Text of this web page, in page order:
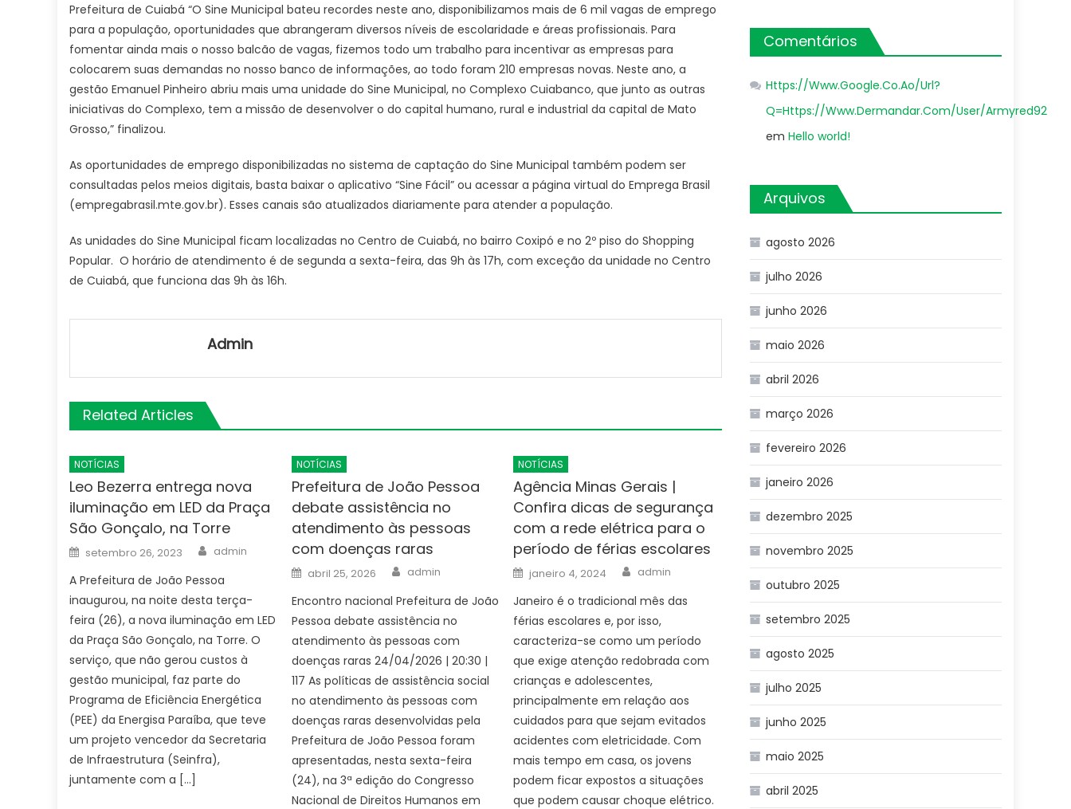
Prefeitura de Cuiabá “O Sine Municipal bateu recordes neste ano, disponibilizamos mais de 6 mil vagas de emprego
para a população, oportunidades que abrangeram diversos níveis de escolaridade e áreas profissionais. Para
fomentar ainda mais o nosso balcão de vagas, fizemos todo um trabalho para incentivar as empresas para
colocarem suas demandas no nosso banco de informações, ao todo foram 210 empresas novas. Neste ano, a
gestão Emanuel Pinheiro abriu mais uma unidade do Sine Municipal, no Complexo Cuiabanco, que junto as outras
iniciativas do Complexo, tem a missão de desenvolver o do capital humano, rural e industrial da capital de Mato
Grosso,” finalizou.
As oportunidades de emprego disponibilizadas no sistema de captação do Sine Municipal também podem ser
consultadas pelos meios digitais, basta baixar o aplicativo “Sine Fácil” ou acessar a página virtual do Emprega Brasil
(empregabrasil.mte.gov.br). Esses canais são atualizados diariamente para atender a população.
As unidades do Sine Municipal ficam localizadas no Centro de Cuiabá, no bairro Coxipó e no 2º piso do Shopping
Popular. O horário de atendimento é de segunda a sexta-feira, das 9h às 17h, com exceção da unidade no Centro
de Cuiabá, que funciona das 9h às 16h.
Admin
Related Articles
NOTÍCIAS
Leo Bezerra entrega nova
iluminação em LED da Praça
São Gonçalo, na Torre
Posted
on
setembro 26, 2023 Author
admin
A Prefeitura de João Pessoa
inaugurou, na noite desta terça-
feira (26), a nova iluminação em LED
da Praça São Gonçalo, na Torre. O
serviço, que não gerou custos à
gestão municipal, faz parte do
Programa de Eficiência Energética
(PEE) da Energisa Paraíba, que teve
um projeto vencedor da Secretaria
de Infraestrutura (Seinfra),
juntamente com a […]
NOTÍCIAS
Prefeitura de João Pessoa
debate assistência no
atendimento às pessoas
com doenças raras
Posted
on
abril 25, 2026 Author
admin
Encontro nacional Prefeitura de João
Pessoa debate assistência no
atendimento às pessoas com
doenças raras 24/04/2026 | 20:30 |
117 As políticas de assistência social
no atendimento às pessoas com
doenças raras desenvolvidas pela
Prefeitura de João Pessoa foram
apresentadas, nesta sexta-feira
(24), na 3ª edição do Congresso
Nacional de Direitos Humanos em
NOTÍCIAS
Agência Minas Gerais |
Confira dicas de segurança
com a rede elétrica para o
período de férias escolares
Posted
on
janeiro 4, 2024 Author
admin
Janeiro é o tradicional mês das
férias escolares e, por isso,
caracteriza-se como um período
que exige atenção redobrada com
crianças e adolescentes,
principalmente em relação aos
cuidados para que sejam evitados
acidentes com eletricidade. Com
mais tempo em casa, os jovens
podem ficar expostos a situações
que podem causar choque elétrico.
Comentários
Https://Www.Google.Co.Ao/Url?
Q=Https://Www.Dermandar.Com/User/Armyred92
emHello world!
Arquivos
agosto 2026
julho 2026
junho 2026
maio 2026
abril 2026
março 2026
fevereiro 2026
janeiro 2026
dezembro 2025
novembro 2025
outubro 2025
setembro 2025
agosto 2025
julho 2025
junho 2025
maio 2025
abril 2025